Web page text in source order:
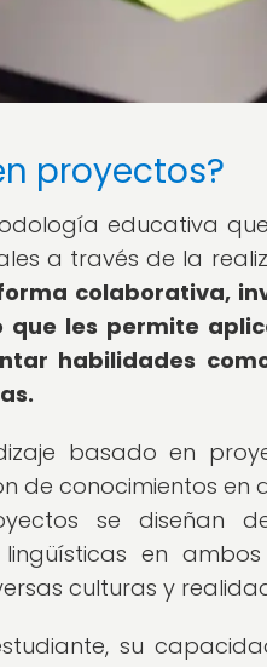
proyectos?
educativa
a través de la
colaborativa,
que les permite
habilidades
basado en
de conocimientos en
se diseñan
en
culturas y
su